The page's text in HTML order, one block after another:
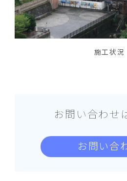
施工状況
お問い合わせ
お問い合